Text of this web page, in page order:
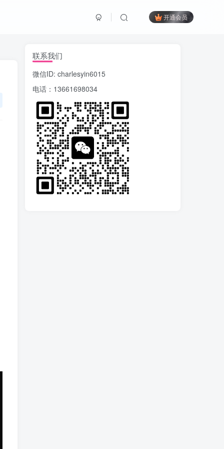
开通会员
联系我们
微信ID: charlesyin6015
电话：13661698034